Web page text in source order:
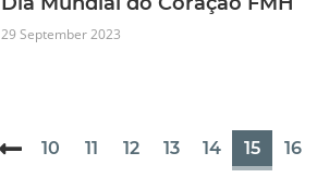
29 September 2023
10 11 12 13 14 15 16